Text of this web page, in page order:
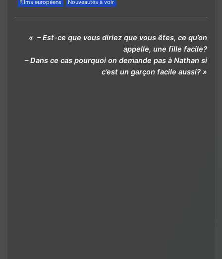
Films européens Nouveautés à voir
« – Est-ce que vous diriez que vous êtes, ce qu’on
appelle, une fille facile?
– Dans ce cas pourquoi on demande pas à Nathan si
c’est un garçon facile aussi? »